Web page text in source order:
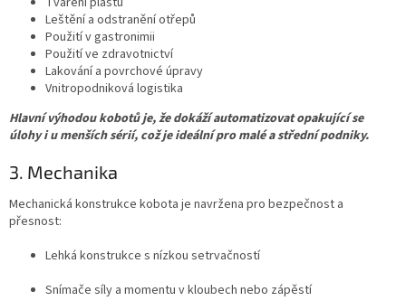
Leštění a odstranění otřepů
Použití v gastronimii
Použití ve zdravotnictví
Lakování a povrchové úpravy
Vnitropodniková logistika
Hlavní výhodou kobotů je, že dokáží automatizovat opakující se
úlohy i u menších sérií, což je ideální pro malé a střední podniky.
3. Mechanika
Mechanická konstrukce kobota je navržena pro bezpečnost a
přesnost:
Lehká konstrukce s nízkou setrvačností
Snímače síly a momentu v kloubech nebo zápěstí